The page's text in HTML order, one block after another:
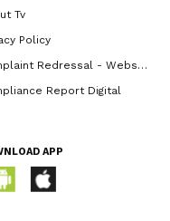
Tv
Policy
Redressal - Website
Report Digital
APP